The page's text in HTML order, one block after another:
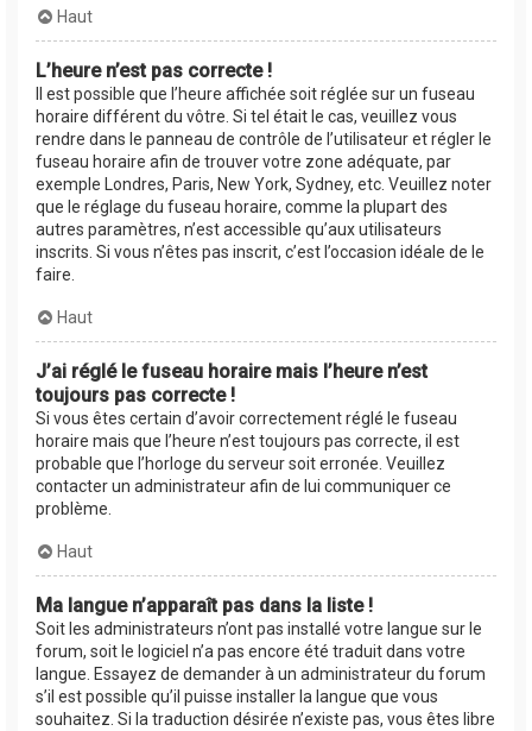
Haut
L’heure n’est pas correcte !
Il est possible que l’heure affichée soit réglée sur un fuseau
horaire différent du vôtre. Si tel était le cas, veuillez vous
rendre dans le panneau de contrôle de l’utilisateur et régler le
fuseau horaire afin de trouver votre zone adéquate, par
exemple Londres, Paris, New York, Sydney, etc. Veuillez noter
que le réglage du fuseau horaire, comme la plupart des
autres paramètres, n’est accessible qu’aux utilisateurs
inscrits. Si vous n’êtes pas inscrit, c’est l’occasion idéale de le
faire.
Haut
J’ai réglé le fuseau horaire mais l’heure n’est
toujours pas correcte !
Si vous êtes certain d’avoir correctement réglé le fuseau
horaire mais que l’heure n’est toujours pas correcte, il est
probable que l’horloge du serveur soit erronée. Veuillez
contacter un administrateur afin de lui communiquer ce
problème.
Haut
Ma langue n’apparaît pas dans la liste !
Soit les administrateurs n’ont pas installé votre langue sur le
forum, soit le logiciel n’a pas encore été traduit dans votre
langue. Essayez de demander à un administrateur du forum
s’il est possible qu’il puisse installer la langue que vous
souhaitez. Si la traduction désirée n’existe pas, vous êtes libre